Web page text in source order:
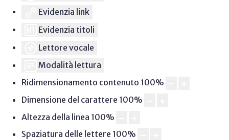
Evidenzia link
Evidenzia titoli
Lettore vocale
Modalità lettura
Ridimensionamento contenuto 100%
Dimensione del carattere 100%
Altezza della linea 100%
Spaziatura delle lettere 100%